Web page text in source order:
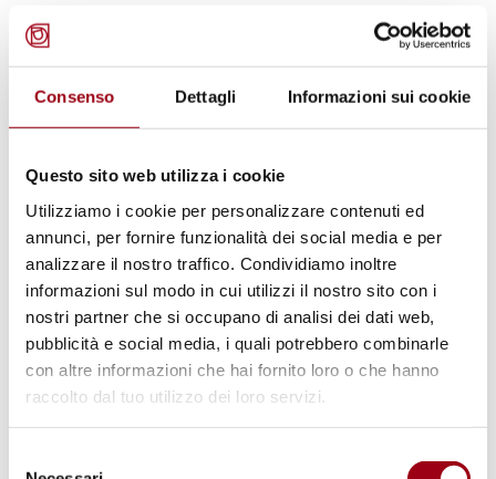
Consenso Dettagli Informazioni sui cookie
Questo sito web utilizza i cookie
Utilizziamo i cookie per personalizzare contenuti ed
annunci, per fornire funzionalità dei social media e per
analizzare il nostro traffico. Condividiamo inoltre
informazioni sul modo in cui utilizzi il nostro sito con i
nostri partner che si occupano di analisi dei dati web,
pubblicità e social media, i quali potrebbero combinarle
con altre informazioni che hai fornito loro o che hanno
raccolto dal tuo utilizzo dei loro servizi.
particolare essendo stati appunto gli USA a
formulare (con l'Unione Sovietica) lo stesso
testo del trattato, di cui costituiscono uno
Si tratta in realtà della seconda volta in cui
gli USA distruggono gli impianti nucleari di un
paese non militarmente nucleare parte del
NPT. Nell'ambito dell'operazione "Package Q"
il 19 gennaio 1991 forze aeree americane
attaccarono pesantemente il centro irakeno di